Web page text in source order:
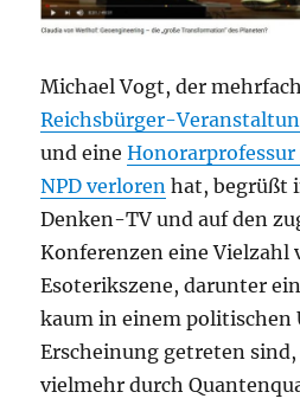
Michael Vogt, der
Reichsbürger-
und eine
NPD verloren hat, begrüßt
Denken-TV und auf den
Konferenzen eine Vielzahl
Esoterikszene, darunter
kaum in einem politischen
Erscheinung getreten
vielmehr durch